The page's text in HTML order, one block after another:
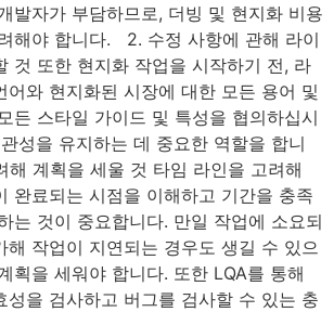
발자가 부담하므로, 더빙 및 현지화 비용
해야 합니다. 2. 수정 사항에 관해 라이
것 또한 현지화 작업을 시작하기 전, 라
어와 현지화된 시장에 대한 모든 용어 및
든 스타일 가이드 및 특성을 협의하십시
성을 유지하는 데 중요한 역할을 합니
계획을 세울 것 타임 라인을 고려해
완료되는 시점을 이해하고 기간을 충족
는 것이 중요합니다. 만일 작업에 소요되
해 작업이 지연되는 경우도 생길 수 있으
획을 세워야 합니다. 또한 LQA를 통해
성을 검사하고 버그를 검사할 수 있는 충